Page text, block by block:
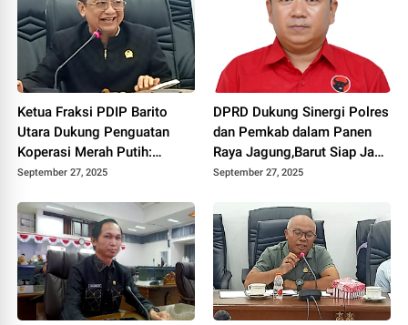
Ketua Fraksi PDIP Barito
Utara Dukung Penguatan
Koperasi Merah Putih:
Dorong Kemandirian
September 27, 2025
DPRD Dukung Sinergi Polres
dan Pemkab dalam Panen
Raya Jagung,Barut Siap Jadi
Lumbung Pangan Kalteng
September 27, 2025